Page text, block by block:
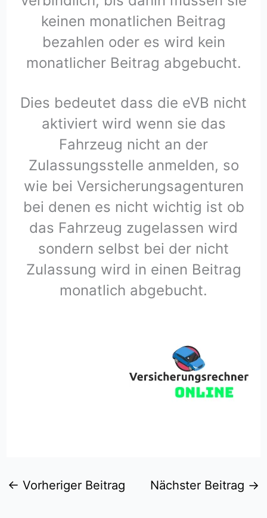
keinen monatlichen Beitrag
bezahlen oder es wird kein
monatlicher Beitrag abgebucht.
Dies bedeutet dass die eVB nicht
aktiviert wird wenn sie das
Fahrzeug nicht an der
Zulassungsstelle anmelden, so
wie bei Versicherungsagenturen
bei denen es nicht wichtig ist ob
das Fahrzeug zugelassen wird
sondern selbst bei der nicht
Zulassung wird in einen Beitrag
monatlich abgebucht.
← Vorheriger Beitrag Nächster Beitrag →